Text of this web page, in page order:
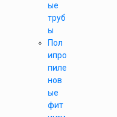
ые
труб
ы
Пол
ипро
пиле
нов
ые
фит